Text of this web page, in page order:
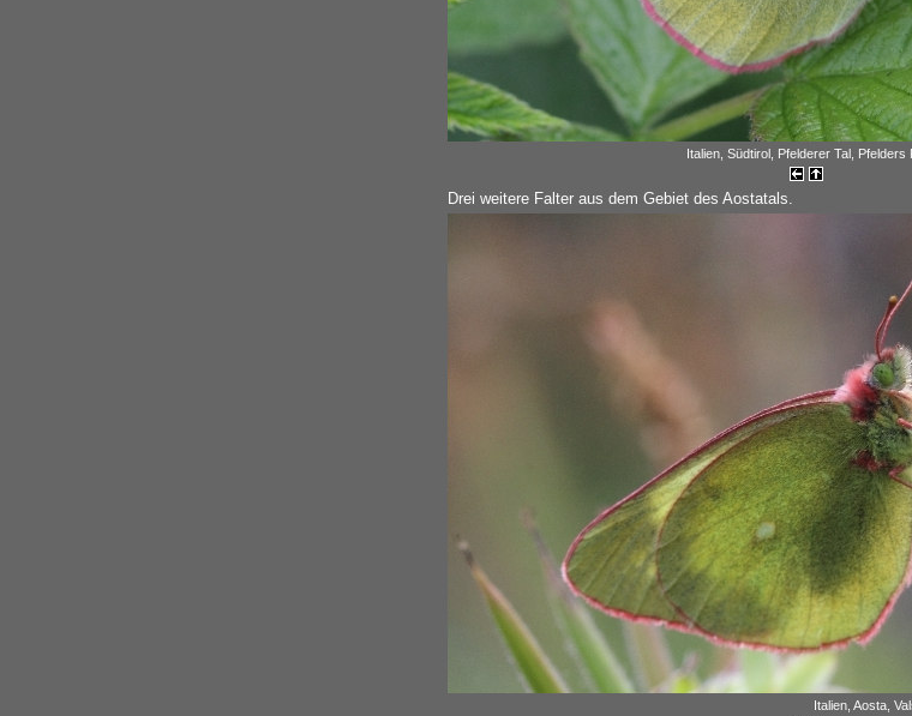
Italien, Südtirol, Pfelderer Tal,
Drei weitere Falter aus dem Gebiet des Aostatals.
Italien, Aosta,